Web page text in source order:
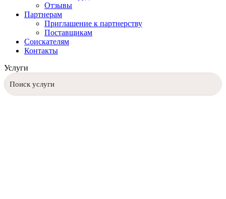
Отзывы
Партнерам
Приглашение к партнерству
Поставщикам
Соискателям
Контакты
Услуги